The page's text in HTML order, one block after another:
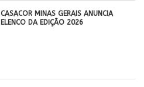
CASACOR MINAS GERAIS ANUNCIA
ELENCO DA EDIÇÃO 2026